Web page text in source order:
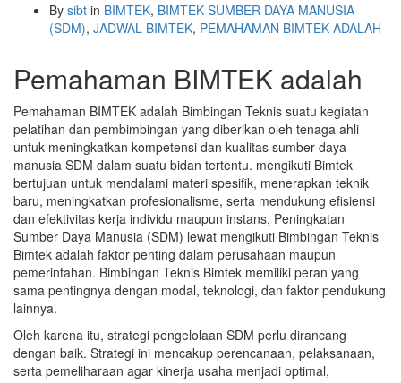
By sibt in BIMTEK, BIMTEK SUMBER DAYA MANUSIA
(SDM), JADWAL BIMTEK, PEMAHAMAN BIMTEK ADALAH
Pemahaman BIMTEK adalah
Pemahaman BIMTEK adalah Bimbingan Teknis suatu kegiatan
pelatihan dan pembimbingan yang diberikan oleh tenaga ahli
untuk meningkatkan kompetensi dan kualitas sumber daya
manusia SDM dalam suatu bidan tertentu. mengikuti Bimtek
bertujuan untuk mendalami materi spesifik, menerapkan teknik
baru, meningkatkan profesionalisme, serta mendukung efisiensi
dan efektivitas kerja individu maupun instans, Peningkatan
Sumber Daya Manusia (SDM) lewat mengikuti Bimbingan Teknis
Bimtek adalah faktor penting dalam perusahaan maupun
pemerintahan. Bimbingan Teknis Bimtek memiliki peran yang
sama pentingnya dengan modal, teknologi, dan faktor pendukung
lainnya.
Oleh karena itu, strategi pengelolaan SDM perlu dirancang
dengan baik. Strategi ini mencakup perencanaan, pelaksanaan,
serta pemeliharaan agar kinerja usaha menjadi optimal,